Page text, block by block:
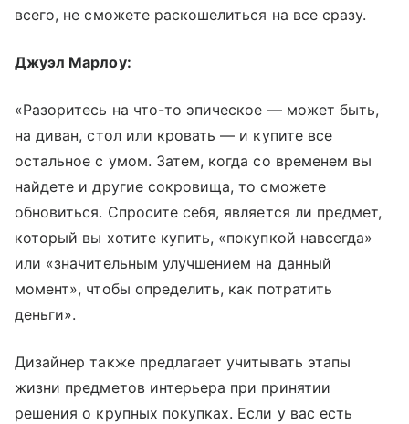
всего, не сможете раскошелиться на все сразу.
Джуэл Марлоу:
«Разоритесь на что-то эпическое — может быть,
на диван, стол или кровать — и купите все
остальное с умом. Затем, когда со временем вы
найдете и другие сокровища, то сможете
обновиться. Спросите себя, является ли предмет,
который вы хотите купить, «покупкой навсегда»
или «значительным улучшением на данный
момент», чтобы определить, как потратить
деньги».
Дизайнер также предлагает учитывать этапы
жизни предметов интерьера при принятии
решения о крупных покупках. Если у вас есть